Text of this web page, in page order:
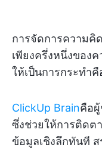
การจัดการความคิ
เพียงครึ่งหนึ่งของ
ให้เป็นการกระทำ
ClickUp Brainคือ
ซึ่งช่วยให้การติดต
ข้อมูลเชิงลึกทันที